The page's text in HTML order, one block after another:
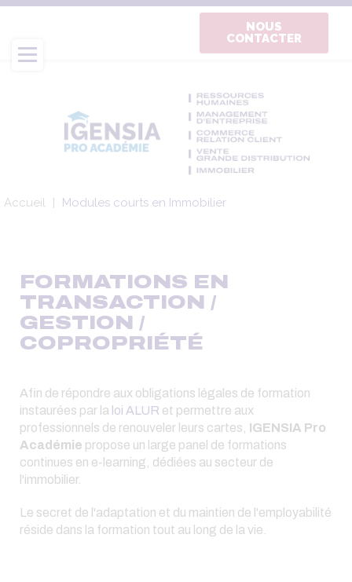
Aller
contenu
principal
NOUS
CONTACTER
Fil
Accueil Modules courts en Immobilier
FORMATIONS EN
TRANSACTION /
GESTION /
COPROPRIÉTÉ
Afin de répondre aux obligations légales de formation
instaurées par la loi ALUR et permettre aux
professionnels de renouveler leurs cartes, IGENSIA Pro
Académie propose un large panel de formations
continues en e-learning, dédiées au secteur de
l'immobilier.
Le secret de l'adaptation et du maintien de l'employabilité
réside dans la formation tout au long de la vie.